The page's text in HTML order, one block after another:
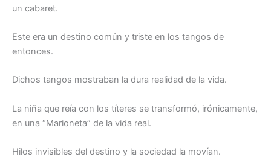
un cabaret.
Este era un destino común y triste en los tangos de
entonces.
Dichos tangos mostraban la dura realidad de la vida.
La niña que reía con los títeres se transformó, irónicamente,
en una “Marioneta” de la vida real.
Hilos invisibles del destino y la sociedad la movían.